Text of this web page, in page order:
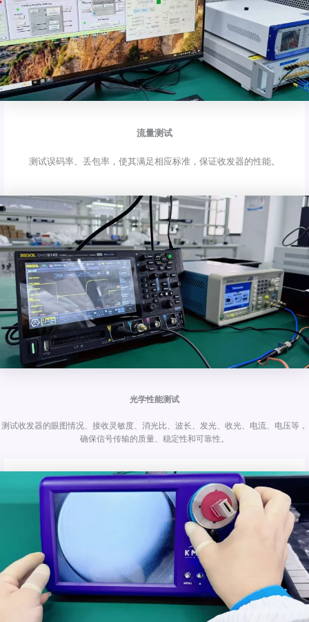
流量测试
测试误码率、丢包率，使其满足相应标准，保证收发器的性能。
光学性能测试
测试收发器的眼图情况、接收灵敏度、消光比、波长、发光、收光、电流、电压等，
确保信号传输的质量、稳定性和可靠性。